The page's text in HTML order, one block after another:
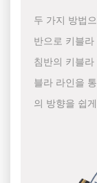
두 가지 방법
반으로 키블
침반의 키블
블라 라인을
의 방향을 쉽